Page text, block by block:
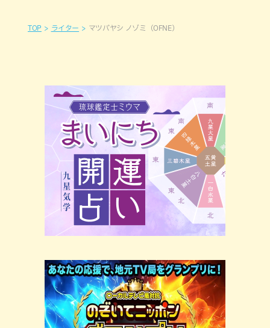
TOP ライター マツバヤシ ノゾミ（OFNE）